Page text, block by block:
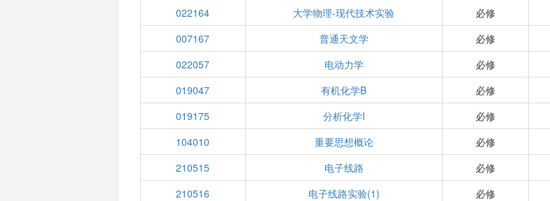
022164
大学物理-现代技术实验 必修
007167
普通天文学 必修
022057
电动力学 必修
019047
有机化学B 必修
019175
分析化学I 必修
104010
重要思想概论 必修
210515
电子线路 必修
210516
电子线路实验(1) 必修